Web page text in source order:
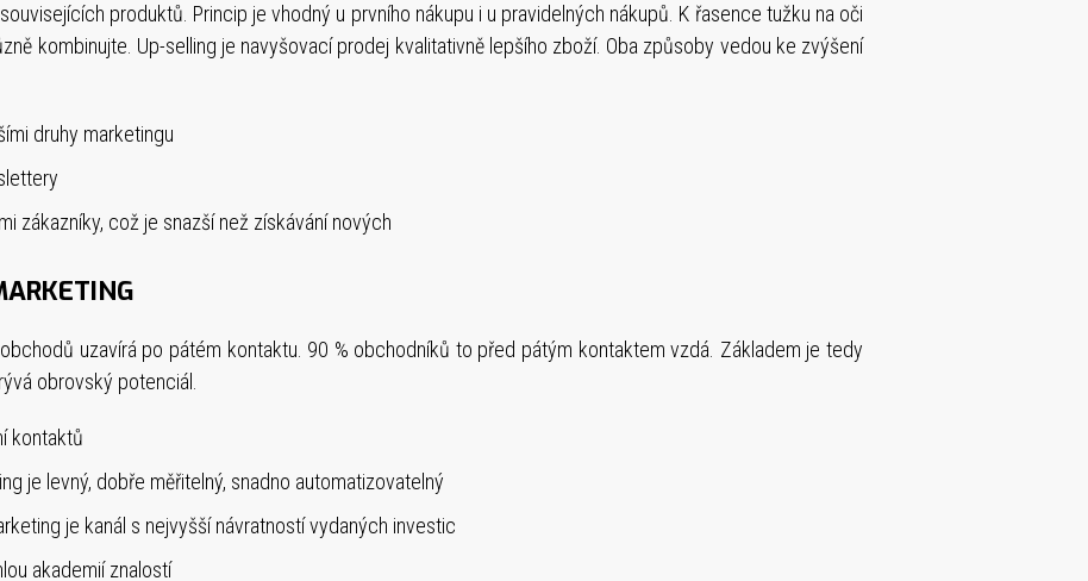
produktů. Princip je vhodný u prvního nákupu i u pravidelných nákupů. K řasence tužku na oči
kombinujte. Up-selling je navyšovací prodej kvalitativně lepšího zboží. Oba způsoby vedou ke zvýšení
druhy marketingu
zákazníky, což je snazší než získávání nových
uzavírá po pátém kontaktu. 90 % obchodníků to před pátým kontaktem vzdá. Základem je tedy
obrovský potenciál.
kontaktů
je levný, dobře měřitelný, snadno automatizovatelný
je kanál s nejvyšší návratností vydaných investic
akademií znalostí